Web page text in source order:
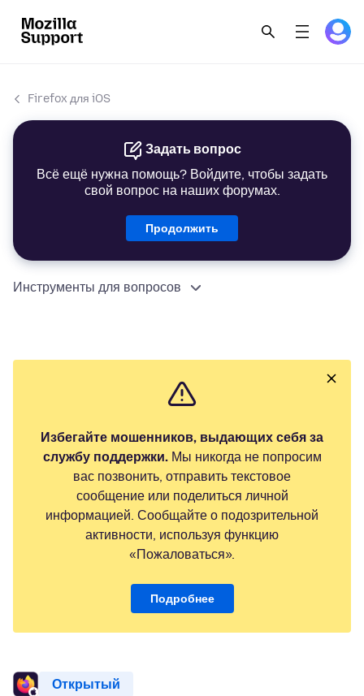
Firefox для iOS
Задать вопрос
Всё ещё нужна помощь? Войдите, чтобы задать
свой вопрос на наших форумах.
Продолжить
Инструменты для вопросов
Избегайте мошенников, выдающих себя за
службу поддержки.Мы никогда не попросим
вас позвонить, отправить текстовое
сообщение или поделиться личной
информацией. Сообщайте о подозрительной
активности, используя функцию
«Пожаловаться».
Подробнее
Открытый